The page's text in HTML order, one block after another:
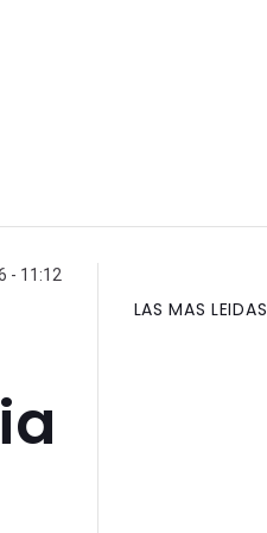
- 11:12
LAS MAS LEIDAS